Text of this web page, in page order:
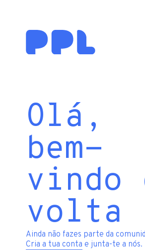
Olá,
bem-
vindo
volta
Ainda não fazes parte da
Cria a tua conta e junta-te a nós.